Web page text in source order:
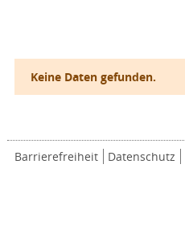
Keine Daten gefunden.
Barrierefreiheit Datenschutz